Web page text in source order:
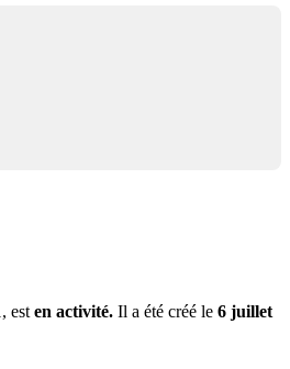
, est en activité. Il a été créé le 6 juillet